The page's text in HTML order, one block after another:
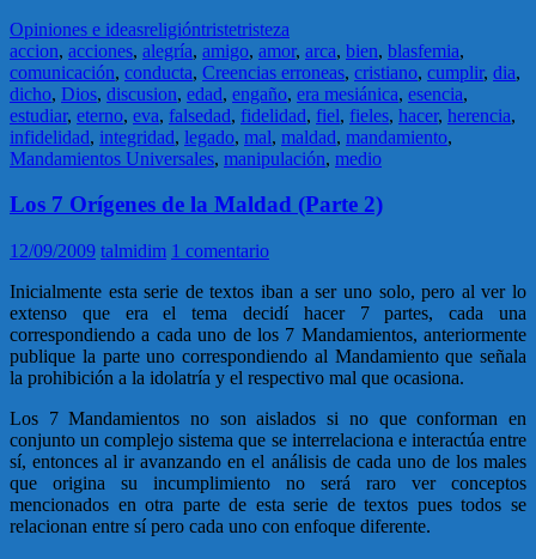
Opiniones e ideasreligióntristetristeza
accion, acciones, alegría, amigo, amor, arca, bien, blasfemia,
comunicación, conducta, Creencias erroneas, cristiano, cumplir, dia,
dicho, Dios, discusion, edad, engaño, era mesiánica, esencia,
estudiar, eterno, eva, falsedad, fidelidad, fiel, fieles, hacer, herencia,
infidelidad, integridad, legado, mal, maldad, mandamiento,
Mandamientos Universales, manipulación, medio
Los 7 Orígenes de la Maldad (Parte 2)
12/09/2009 talmidim 1 comentario
Inicialmente esta serie de textos iban a ser uno solo, pero al ver lo
extenso que era el tema decidí hacer 7 partes, cada una
correspondiendo a cada uno de los 7 Mandamientos, anteriormente
publique la parte uno correspondiendo al Mandamiento que señala
la prohibición a la idolatría y el respectivo mal que ocasiona.
Los 7 Mandamientos no son aislados si no que conforman en
conjunto un complejo sistema que se interrelaciona e interactúa entre
sí, entonces al ir avanzando en el análisis de cada uno de los males
que origina su incumplimiento no será raro ver conceptos
mencionados en otra parte de esta serie de textos pues todos se
relacionan entre sí pero cada uno con enfoque diferente.